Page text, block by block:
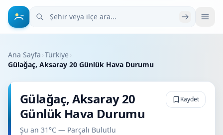
Şehir veya ilçe ara
Ana Sayfa ›Türkiye›
Gülağaç, Aksaray 20 Günlük Hava Durumu
Gülağaç, Aksaray 20
Günlük Hava Durumu
Şu an 31°C — Parçalı Bulutlu
Kaydet